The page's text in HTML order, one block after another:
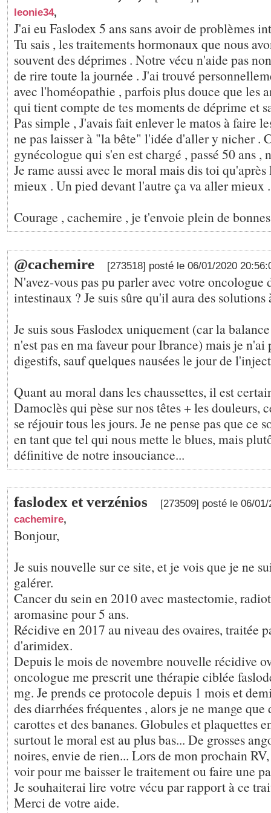
leonie34,
J'ai eu Faslodex 5 ans sans avoir de problèmes
Tu sais , les traitements hormonaux que nous
souvent des déprimes . Notre vécu n'aide pas
de rire toute la journée . J'ai trouvé
avec l'homéopathie , parfois plus douce que les
qui tient compte de tes moments de déprime et
Pas simple , J'avais fait enlever le matos à faire
ne pas laisser à "la bête" l'idée d'aller y nicher .
gynécologue qui s'en est chargé , passé 50 ans ,
Je rame aussi avec le moral mais dis toi
mieux . Un pied devant l'autre ça va aller mieux .
Courage , cachemire , je t'envoie plein de
@cachemire [273518] posté le 06/01/2020
N'avez-vous pas pu parler avec votre oncologue
intestinaux ? Je suis sûre qu'il aura des solutions
Je suis sous Faslodex uniquement (car la
n'est pas en ma faveur pour Ibrance) mais je n'ai
digestifs, sauf quelques nausées le jour de
Quant au moral dans les chaussettes, il est
Damoclès qui pèse sur nos têtes + les douleurs,
se réjouir tous les jours. Je ne pense pas que ce
en tant que tel qui nous mette le blues, mais
définitive de notre insouciance...
faslodex et verzénios
[273509] posté le 06/
cachemire,
Bonjour,
Je suis nouvelle sur ce site, et je vois que je ne
galérer.
Cancer du sein en 2010 avec mastectomie,
aromasine pour 5 ans.
Récidive en 2017 au niveau des ovaires, traitée
d'arimidex.
Depuis le mois de novembre nouvelle récidive
oncologue me prescrit une thérapie ciblée
mg. Je prends ce protocole depuis 1 mois et
des diarrhées fréquentes , alors je ne mange
carottes et des bananes. Globules et plaquettes
surtout le moral est au plus bas... De grosses
noires, envie de rien... Lors de mon prochain
voir pour me baisser le traitement ou faire une
Je souhaiterai lire votre vécu par rapport à ce
Merci de votre aide.